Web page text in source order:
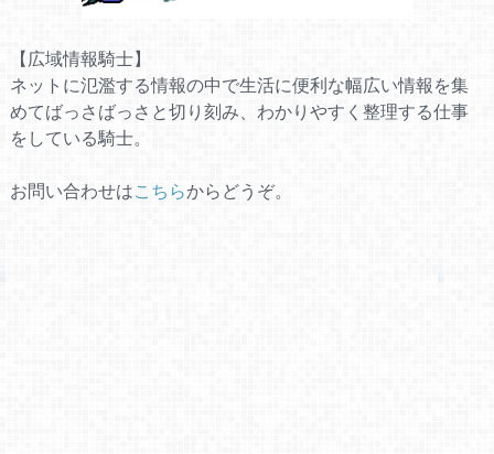
【広域情報騎士】
ネットに氾濫する情報の中で生活に便利な幅広い情報を集
めてばっさばっさと切り刻み、わかりやすく整理する仕事
をしている騎士。
お問い合わせはこちらからどうぞ。